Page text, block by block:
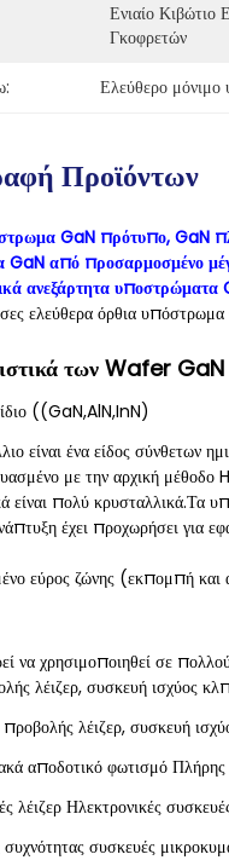
Ενιαίο Κιβώτιο
Γκοφρετών
Ελεύθερο μόνιμο
Προϊόντων
GaN πρότυπο, GaN
GaN από προσαρμοσμένο
ανεξάρτητα
ελεύθερα όρθια
των Wafer GaN
((GaN,AlN,InN)
είναι ένα είδος σύνθετων
με την αρχική μέθοδο
είναι πολύ κρυσταλλικά.Τα
έχει προχωρήσει για
εύρος ζώνης (εκπομπή
να χρησιμοποιηθεί σε
λέιζερ, συσκευή ισχύος
προβολής λέιζερ, συσκευή
αποδοτικό φωτισμό
λέιζερ Ηλεκτρονικές
συσκευές